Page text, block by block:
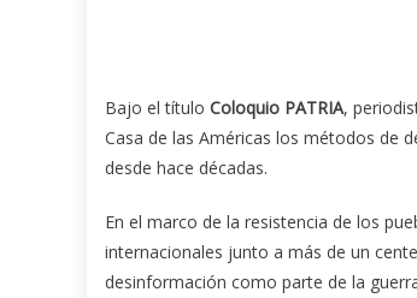
Bajo el título Coloquio PATRIA,
Casa de las Américas los métodos de
desde hace décadas.
En el marco de la resistencia de los
internacionales junto a más de un
desinformación como parte de la